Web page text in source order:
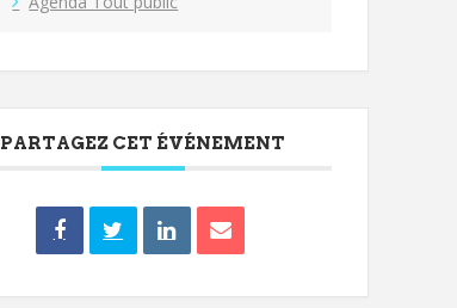
PARTAGEZ CET ÉVÉNEMENT